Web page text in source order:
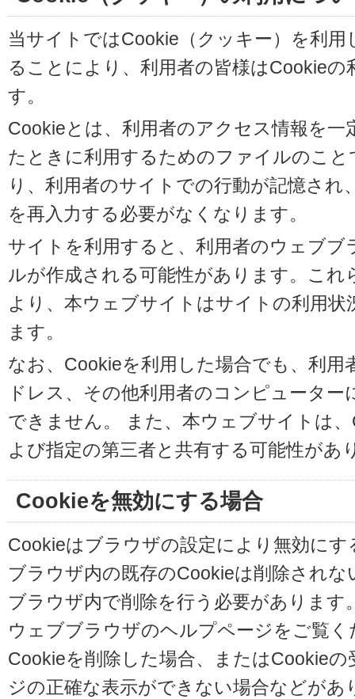
当サイトではCookie（クッキー）を利
ることにより、利用者の皆様はCookie
す。
Cookieとは、利用者のアクセス情報を
たときに利用するためのファイルのこ
り、利用者のサイトでの行動が記憶さ
を再入力する必要がなくなります。
サイトを利用すると、利用者のウェブ
ルが作成される可能性があります。こ
より、本ウェブサイトはサイトの利用
ます。
なお、Cookieを利用した場合でも、利用
ドレス、その他利用者のコンピュータ
できません。 また、本ウェブサイトは
よび指定の第三者と共有する可能性があ
Cookieを無効にする場合
Cookieはブラウザの設定により無効に
ブラウザ内の既存のCookieは削除され
ブラウザ内で削除を行う必要があります
ウェブブラウザのヘルプページをご覧く
Cookieを削除した場合、またはCookie
ジの正確な表示ができない場合などが